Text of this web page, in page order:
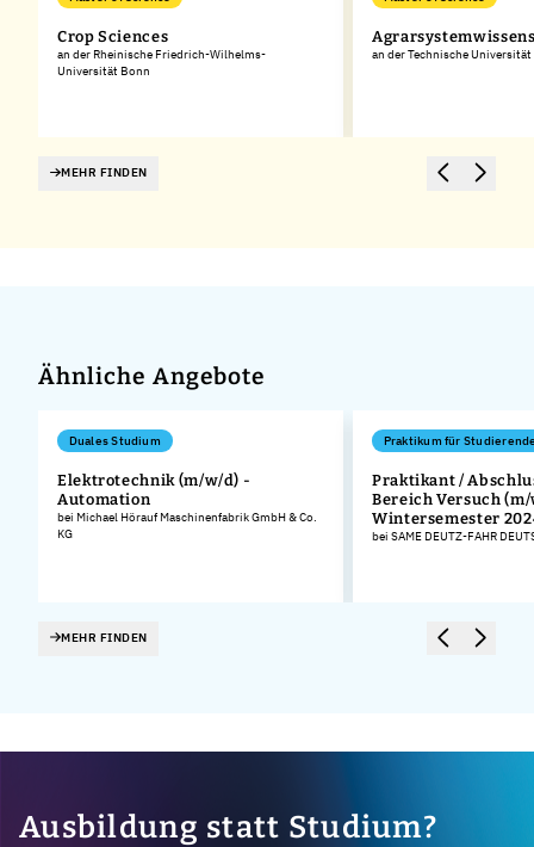
Crop Sciences
an der Rheinische Friedrich-Wilhelms-
Universität Bonn
an der Technische
MEHR FINDEN
Ähnliche Angebote
Duales Studium
Elektrotechnik (m/w/d) -
Automation
bei Michael Hörauf Maschinenfabrik GmbH & Co.
KG
Praktikum für
Praktikant /
Bereich Versuch
Wintersemester
bei SAME DEUTZ-FAHR
MEHR FINDEN
Ausbildung statt Studium?